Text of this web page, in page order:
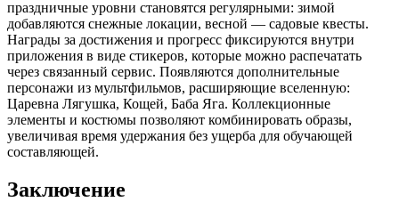
праздничные уровни становятся регулярными: зимой
добавляются снежные локации, весной — садовые квесты.
Награды за достижения и прогресс фиксируются внутри
приложения в виде стикеров, которые можно распечатать
через связанный сервис. Появляются дополнительные
персонажи из мультфильмов, расширяющие вселенную:
Царевна Лягушка, Кощей, Баба Яга. Коллекционные
элементы и костюмы позволяют комбинировать образы,
увеличивая время удержания без ущерба для обучающей
составляющей.
Заключение